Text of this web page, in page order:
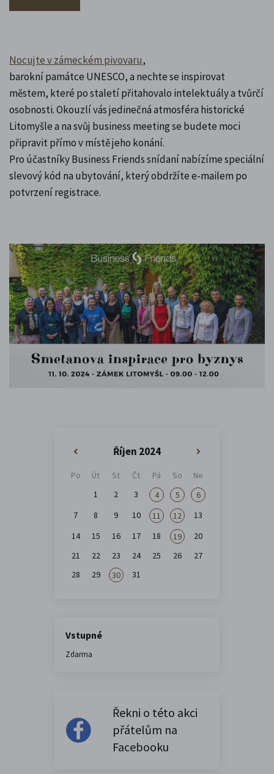
Nocujte v zámeckém pivovaru,
barokní památce UNESCO, a nechte se inspirovat
městem, které po staletí přitahovalo intelektuály a tvůrčí
osobnosti. Okouzlí vás jedinečná atmosféra historické
Litomyšle a na svůj business meeting se budete moci
připravit přímo v místě jeho konání.
Pro účastníky Business Friends snídaní nabízíme speciální
slevový kód na ubytování, který obdržíte e-mailem po
potvrzení registrace.
Říjen 2024
Po Út St Čt Pá So
Ne
1
2 3 4 5
6
7
8 9 10 11 12
13
14
15 16 17 18 19
20
21
22 23 24 25 26
27
28
29 30 31
Vstupné
Zdarma
Řekni o této akci
přátelům na
Facebooku